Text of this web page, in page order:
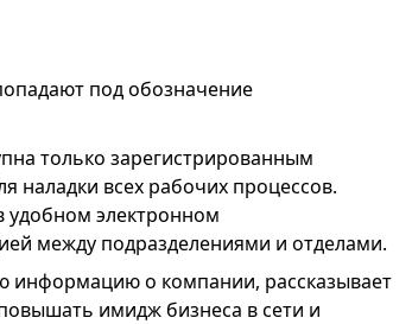
под обозначение
только зарегистрированным
наладки всех рабочих процессов.
удобном электронном
между подразделениями и отделами.
информацию о компании, рассказывает
имидж бизнеса в сети и